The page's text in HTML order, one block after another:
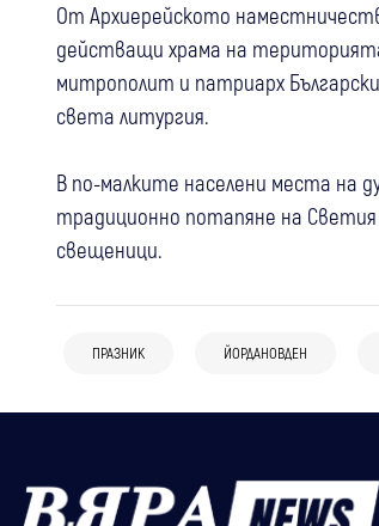
От Архиерейското
действащи храма на
митрополит и патриарх
света литургия.
В по-малките населени места на
традиционно потапяне на
свещеници.
ПРАЗНИК ЙОРДАНОВДЕН